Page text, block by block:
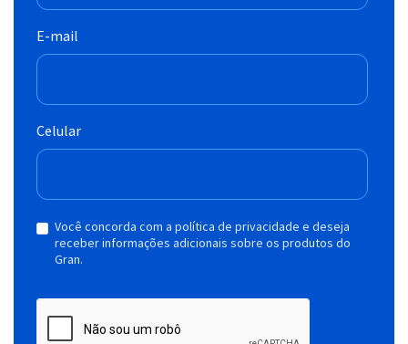
E-mail
Celular
Você concorda com a política de privacidade e deseja
receber informações adicionais sobre os produtos do
Gran.